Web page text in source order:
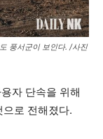
풍서군이 보인다. /사진
자 단속을 위해
로 전해졌다.